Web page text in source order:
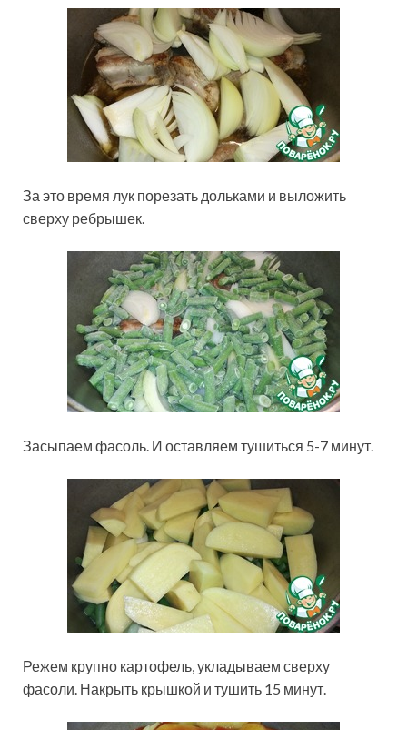
За это время лук порезать дольками и выложить
сверху ребрышек.
Засыпаем фасоль. И оставляем тушиться 5-7 минут.
Режем крупно картофель, укладываем сверху
фасоли. Накрыть крышкой и тушить 15 минут.